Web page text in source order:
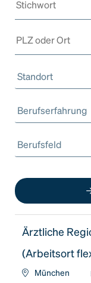
Standort
Berufserfahrung
Berufsfeld
Ärztliche
(Arbeitsort
München